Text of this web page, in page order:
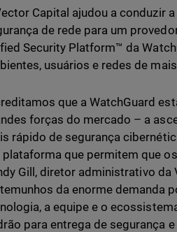
Capital ajudou a conduzir
de rede para um
Security Platform™ da
usuários e redes de
que a WatchGuard
forças do mercado – a
rápido de segurança
plataforma que permitem que
Gill, diretor administrativo da
da enorme demanda
a equipe e o
para entrega de segurança